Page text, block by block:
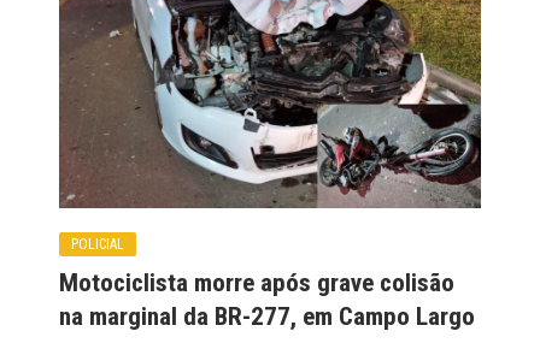
POLICIAL
Motociclista morre após grave colisão
na marginal da BR-277, em Campo Largo